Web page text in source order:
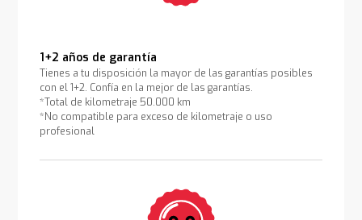
1+2 años de garantía
Tienes a tu disposición la mayor de las garantías posibles
con el 1+2. Confía en la mejor de las garantías.
*Total de kilometraje 50.000 km
*No compatible para exceso de kilometraje o uso
profesional